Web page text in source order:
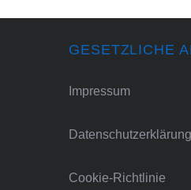
GESETZLICHE
Impressum
Datenschutzerklärung
Cookie-Richtlinie